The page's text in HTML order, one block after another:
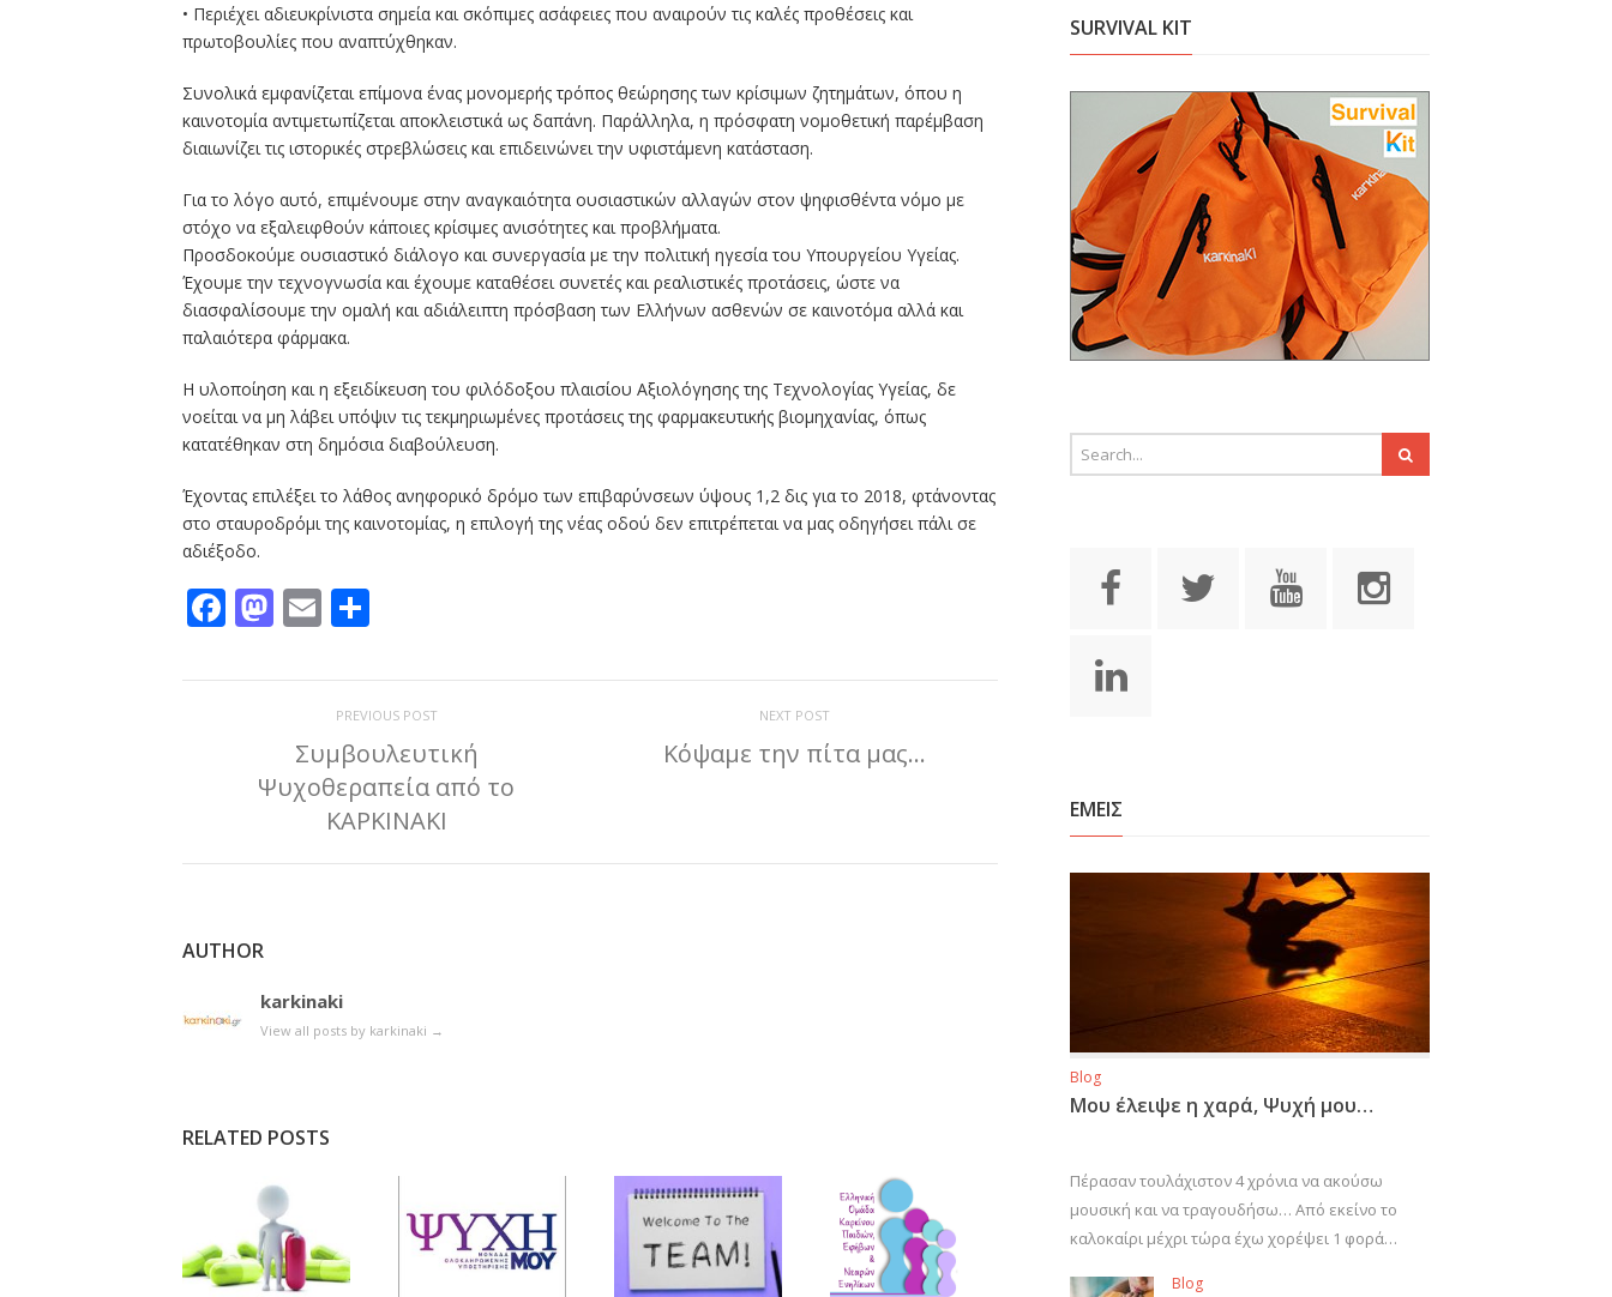
• Περιέχει αδιευκρίνιστα σημεία και σκόπιμες ασάφειες που αναιρούν τις καλές προθέσεις και
πρωτοβουλίες που αναπτύχθηκαν.
Συνολικά εμφανίζεται επίμονα ένας μονομερής τρόπος θεώρησης των κρίσιμων ζητημάτων, όπου η
καινοτομία αντιμετωπίζεται αποκλειστικά ως δαπάνη. Παράλληλα, η πρόσφατη νομοθετική παρέμβαση
διαιωνίζει τις ιστορικές στρεβλώσεις και επιδεινώνει την υφιστάμενη κατάσταση.
Για το λόγο αυτό, επιμένουμε στην αναγκαιότητα ουσιαστικών αλλαγών στον ψηφισθέντα νόμο με
στόχο να εξαλειφθούν κάποιες κρίσιμες ανισότητες και προβλήματα.
Προσδοκούμε ουσιαστικό διάλογο και συνεργασία με την πολιτική ηγεσία του Υπουργείου Υγείας.
Έχουμε την τεχνογνωσία και έχουμε καταθέσει συνετές και ρεαλιστικές προτάσεις, ώστε να
διασφαλίσουμε την ομαλή και αδιάλειπτη πρόσβαση των Ελλήνων ασθενών σε καινοτόμα αλλά και
παλαιότερα φάρμακα.
Η υλοποίηση και η εξειδίκευση του φιλόδοξου πλαισίου Αξιολόγησης της Τεχνολογίας Υγείας, δε
νοείται να μη λάβει υπόψιν τις τεκμηριωμένες προτάσεις της φαρμακευτικής βιομηχανίας, όπως
κατατέθηκαν στη δημόσια διαβούλευση.
Έχοντας επιλέξει το λάθος ανηφορικό δρόμο των επιβαρύνσεων ύψους 1,2 δις για το 2018, φτάνοντας
στο σταυροδρόμι της καινοτομίας, η επιλογή της νέας οδού δεν επιτρέπεται να μας οδηγήσει πάλι σε
αδιέξοδο.
Facebook
Mastodon
Email
PREVIOUS POST
Συμβουλευτική
Ψυχοθεραπεία από το
ΚΑΡΚΙΝΑΚΙ
NEXT POST
Κόψαμε την πίτα μας…
AUTHOR
karkinaki
View all posts by karkinaki →
RELATED POSTS
SURVIVAL KIT
ΕΜΕΙΣ
Blog
Μου έλειψε η χαρά, Ψυχή μου…
Πέρασαν τουλάχιστον 4 χρόνια να ακούσω
μουσική και να τραγουδήσω… Από εκείνο το
καλοκαίρι μέχρι τώρα έχω χορέψει 1 φορά…
Blog